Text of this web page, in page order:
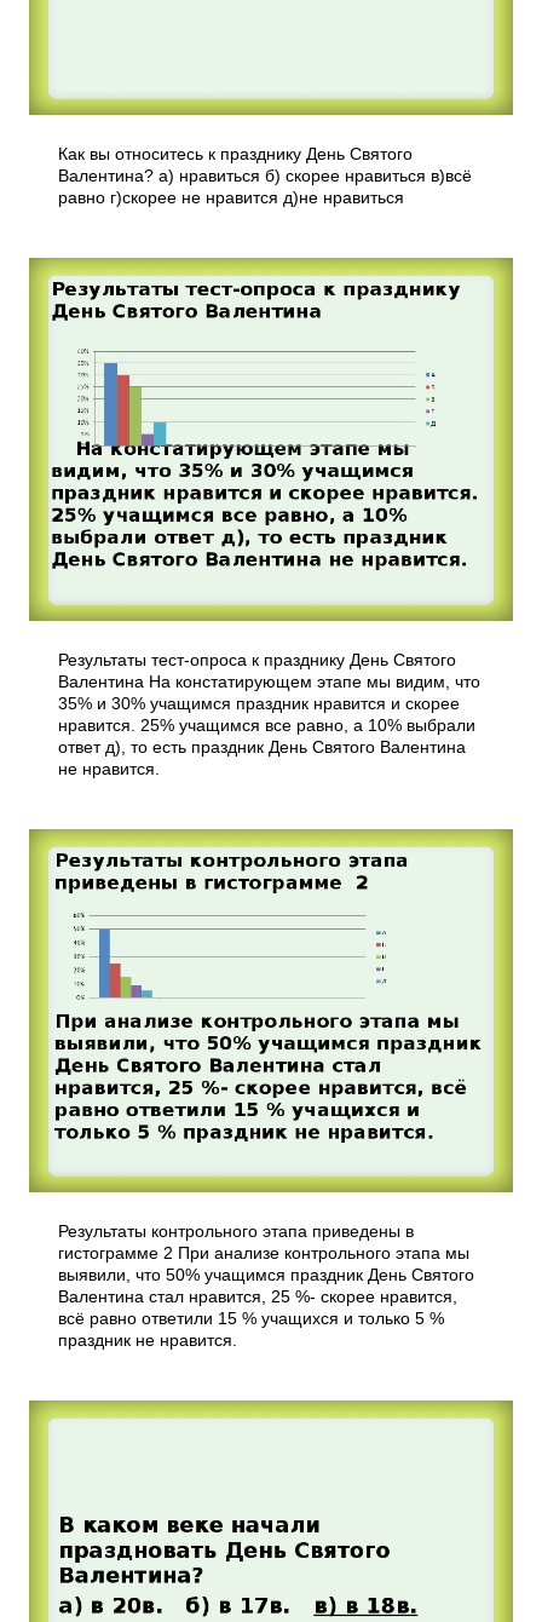
Как вы относитесь к празднику День Святого
Валентина? а) нравиться б) скорее нравиться в)всё
равно г)скорее не нравится д)не нравиться
Результаты тест-опроса к празднику День Святого
Валентина На констатирующем этапе мы видим, что
35% и 30% учащимся праздник нравится и скорее
нравится. 25% учащимся все равно, а 10% выбрали
ответ д), то есть праздник День Святого Валентина
не нравится.
Результаты контрольного этапа приведены в
гистограмме 2 При анализе контрольного этапа мы
выявили, что 50% учащимся праздник День Святого
Валентина стал нравится, 25 %- скорее нравится,
всё равно ответили 15 % учащихся и только 5 %
праздник не нравится.